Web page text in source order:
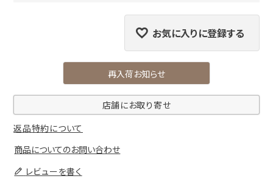
お気に入りに登録する
再入荷お知らせ
店舗にお取り寄せ
返品特約について
商品についてのお問い合わせ
レビューを書く